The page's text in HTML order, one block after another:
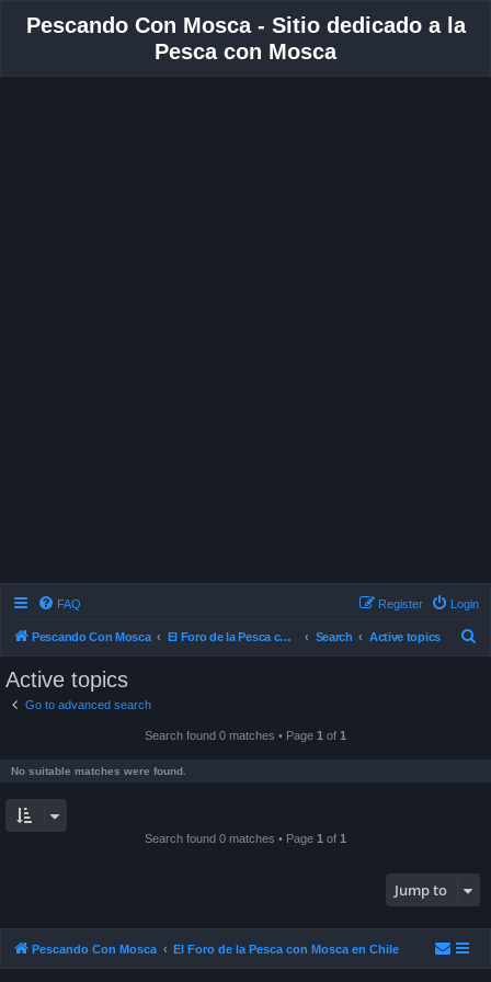
Pescando Con Mosca - Sitio dedicado a la
Pesca con Mosca
FAQ Login
Register
Pescando Con Mosca El Foro de la Pesca con Mosca en Chile Search Active topics
Active topics
Go to advanced search
Search found 0 matches • Page 1 of 1
No suitable matches were found.
Search found 0 matches • Page 1 of 1
Jump to
Pescando Con Mosca El Foro de la Pesca con Mosca en Chile